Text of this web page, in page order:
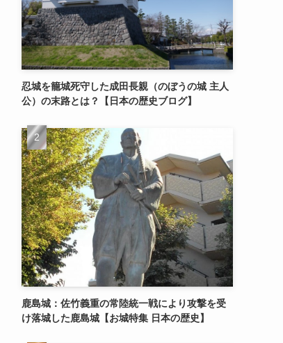
忍城を籠城死守した成田長親（のぼうの城 主人
公）の末路とは？【日本の歴史ブログ】
鹿島城：佐竹義重の常陸統一戦により攻撃を受
け落城した鹿島城【お城特集 日本の歴史】